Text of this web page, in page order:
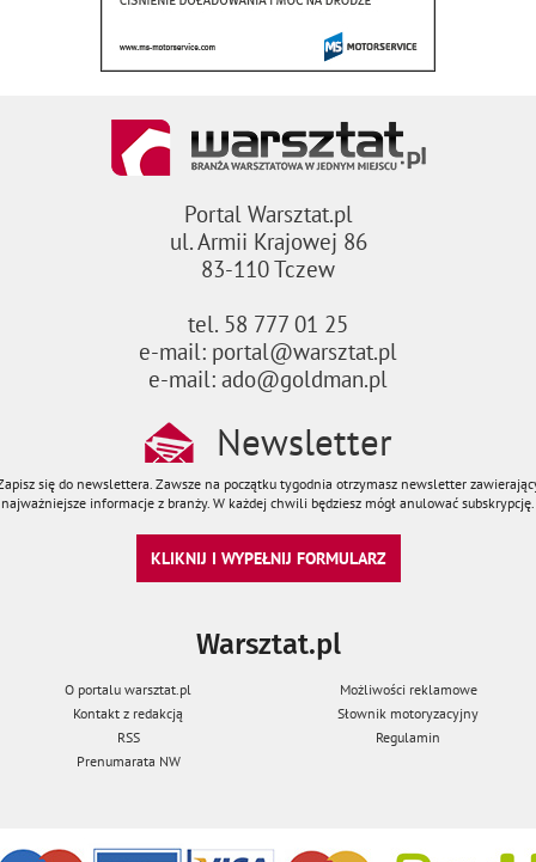
Portal Warsztat.pl
ul. Armii Krajowej 86
83-110 Tczew
tel. 58 777 01 25
e-mail: portal@warsztat.pl
e-mail: ado@goldman.pl
Newsletter
się do newslettera. Zawsze na początku tygodnia otrzymasz newsletter
najważniejsze informacje z branży. W każdej chwili będziesz mógł anulować subskrypcję.
KLIKNIJ I WYPEŁNIJ FORMULARZ
Warsztat.pl
O portalu warsztat.pl
Możliwości reklamowe
Kontakt z redakcją
Słownik motoryzacyjny
RSS
Regulamin
Prenumarata NW